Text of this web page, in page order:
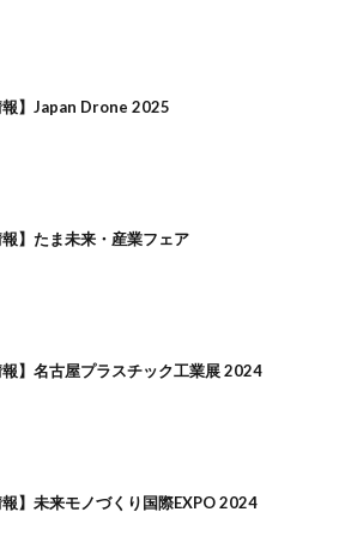
報】Japan Drone 2025
報】たま未来・産業フェア
報】名古屋プラスチック工業展 2024
報】未来モノづくり国際EXPO 2024